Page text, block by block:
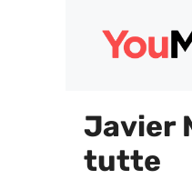
Javier
tutte